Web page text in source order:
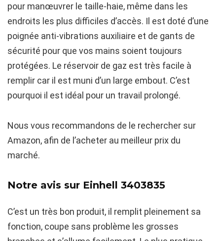
pour manœuvrer le taille-haie, même dans les
endroits les plus difficiles d’accès. Il est doté d’une
poignée anti-vibrations auxiliaire et de gants de
sécurité pour que vos mains soient toujours
protégées. Le réservoir de gaz est très facile à
remplir car il est muni d’un large embout. C’est
pourquoi il est idéal pour un travail prolongé.
Nous vous recommandons de le rechercher sur
Amazon, afin de l’acheter au meilleur prix du
marché.
Notre avis sur Einhell 3403835
C’est un très bon produit, il remplit pleinement sa
fonction, coupe sans problème les grosses